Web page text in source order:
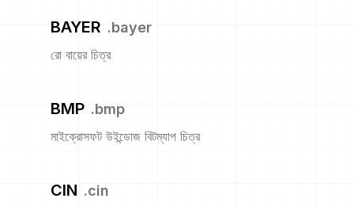
BAYER .bayer
রো বায়ের চিত্র
BMP .bmp
মাইক্রোসফট উইন্ডোজ বিটম্যাপ চিত্র
CIN .cin